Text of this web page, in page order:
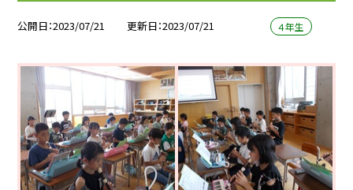
公開日 2023/07/21 更新日 2023/07/21 ４年生